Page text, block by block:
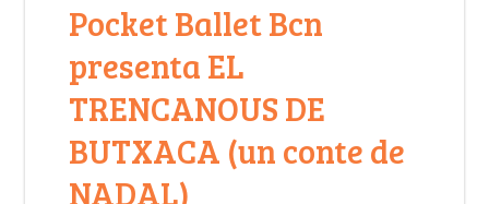
Pocket Ballet Bcn
presenta EL
TRENCANOUS DE
BUTXACA (un conte de
NADAL)